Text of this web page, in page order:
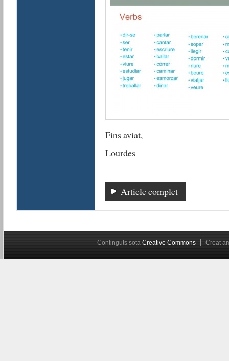
Fins aviat,
Lourdes
Article complet
Continguts sota Creative Commons Creat